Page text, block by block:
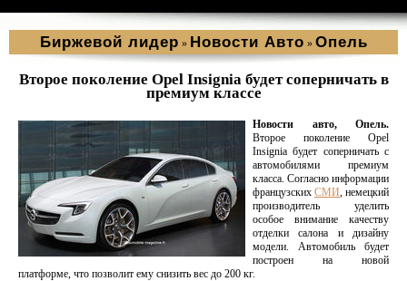
Биржевой лидер » Новости Aвто » Опель
Второе поколение Opel Insignia будет соперничать в
премиум классе
Новости авто, Опель.
Второе поколение Opel
Insignia будет соперничать с
автомобилями премиум
класса. Согласно информации
французских СМИ, немецкий
производитель уделить
особое внимание качеству
отделки салона и дизайну
модели. Автомобиль будет
построен на новой
платформе, что позволит ему снизить вес до 200 кг.